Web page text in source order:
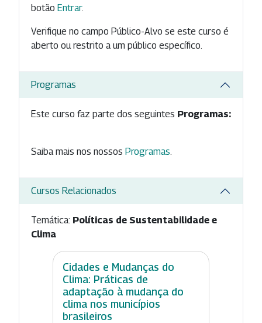
botão Entrar.
Verifique no campo Público-Alvo se este curso é
aberto ou restrito a um público específico.
Programas
Este curso faz parte dos seguintes Programas:
Saiba mais nos nossos Programas
Cursos Relacionados
Temática: Políticas de Sustentabilidade e
Clima
Cidades e Mudanças do
Clima: Práticas de
adaptação à mudança do
clima nos municípios
brasileiros